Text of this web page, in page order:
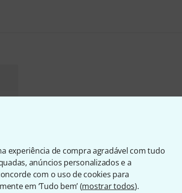
experiência de compra agradável com tudo
anúncios personalizados e a
com o uso de cookies para
em ‘Tudo bem’ (mostrar todos).